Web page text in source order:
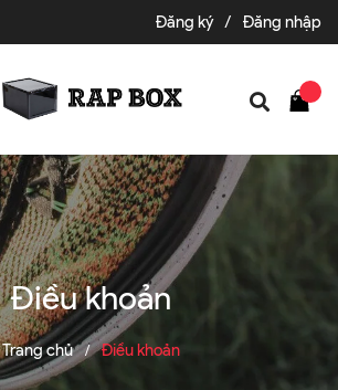
Đăng ký / Đăng nhập
Điều khoản
Trang chủ / Điều khoản